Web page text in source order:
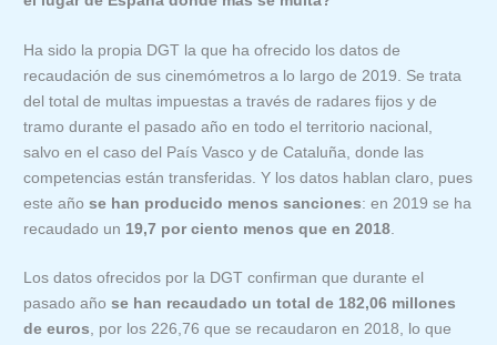
Ha sido la propia DGT la que ha ofrecido los datos de
recaudación de sus cinemómetros a lo largo de 2019. Se trata
del total de multas impuestas a través de radares fijos y de
tramo durante el pasado año en todo el territorio nacional,
salvo en el caso del País Vasco y de Cataluña, donde las
competencias están transferidas. Y los datos hablan claro, pues
este año se han producido menos sanciones: en 2019 se ha
recaudado un 19,7 por ciento menos que en 2018
Los datos ofrecidos por la DGT confirman que durante el
pasado añose han recaudado un total de 182,06 millones
de euros, por los 226,76 que se recaudaron en 2018, lo que